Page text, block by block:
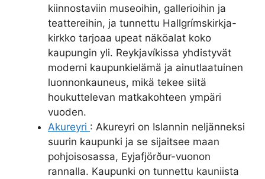
kiinnostaviin museoihin, gallerioihin ja
teattereihin, ja tunnettu Hallgrímskirkja-
kirkko tarjoaa upeat näköalat koko
kaupungin yli. Reykjavíkissa yhdistyvät
moderni kaupunkielämä ja ainutlaatuinen
luonnonkauneus, mikä tekee siitä
houkuttelevan matkakohteen ympäri
vuoden.
Akureyri : Akureyri on Islannin neljänneksi
suurin kaupunki ja se sijaitsee maan
pohjoisosassa, Eyjafjörður-vuonon
rannalla. Kaupunki on tunnettu kauniista